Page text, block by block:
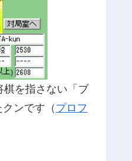
を指さない「ブ
ンです（ プロフ